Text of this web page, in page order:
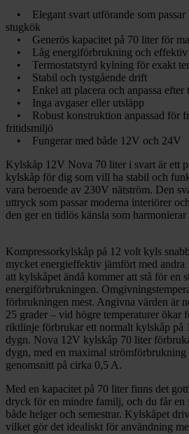
• Elegant svart utförande som passar
stugkök
• Generös kapacitet på 70 liter för
• Låg energiförbrukning och effektiv
• Termostatstyrd kylning för exakt
• Stabil och tystgående drift
• Enkel att placera och anpassa efter
• Inga avgaser eller utsläpp
• Robust konstruktion anpassad för
fritidsmiljö
• Fungerar med både 12V och 24V
Kylskåp 12V Nova 70 liter i svart är ett
kylskåp för dig som vill ha stabil och
vara beroende av 230V nätström. Den
uttryck som passar moderna interiörer
den ger en tidlös känsla som
Kompressorkylskåp på 12 volt kyls
mycket energieffektiv jämfört med
att kylskåpet ändå kommer att stå för en
energiförbrukningen.
förbrukningen mest. Angivna värden är
25 grader – vid högre temperaturer ökar
riktlinje förbrukar ett normalt kylskåp på
dygn. Nova 12V kylskåp 70 liter
dygn, med en maximal strömförbrukning
genomsnitt på cirka 0,5 A.
Med en kapacitet på 70 liter finns det
dryck för en mindre familj, och du får en
både helger och semestrar. Kylskåpet
vilket gör det idealiskt för användning